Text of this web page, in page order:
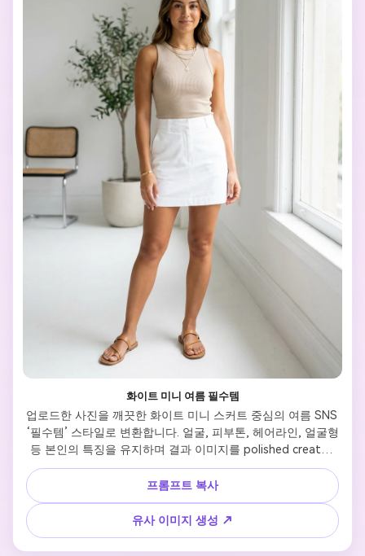
화이트 미니 여름 필수템
업로드한 사진을 깨끗한 화이트 미니 스커트 중심의 여름 SNS
‘필수템’ 스타일로 변환합니다. 얼굴, 피부톤, 헤어라인, 얼굴형
등 본인의 특징을 유지하며 결과 이미지를 polished creator
스타일로 만듭니다. 전신 포즈, 자연광, 깔끔한 아파트/스튜디
오 배경, 금빛 악세사리, 샌들, 리얼한 코튼 질감, 밝고 바이럴
느낌의 코디로 연출하세요.
프롬프트 복사
유사 이미지 생성 ↗